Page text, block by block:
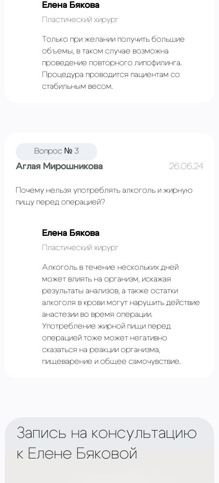
Елена Бякова
Пластический хирург
Только при желании получить большие
объемы, в таком случае возможна
проведение повторного липофилинга.
Процедура проводится пациентам со
стабильным весом.
Вопрос № 3
Аглая Мирошникова 26.06.24
Почему нельзя употреблять алкоголь и жирную
пищу перед операцией?
Елена Бякова
Пластический хирург
Алкоголь в течение нескольких дней
может влиять на организм, искажая
результаты анализов, а также остатки
алкоголя в крови могут нарушить действие
анастезии во время операции.
Употребление жирной пищи перед
операцией тоже может негативно
сказаться на реакции организма,
пищеварение и общее самочувствие.
Запись на консультацию
к Елене Бяковой